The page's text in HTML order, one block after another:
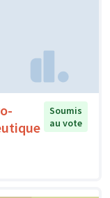
Soumis
au vote